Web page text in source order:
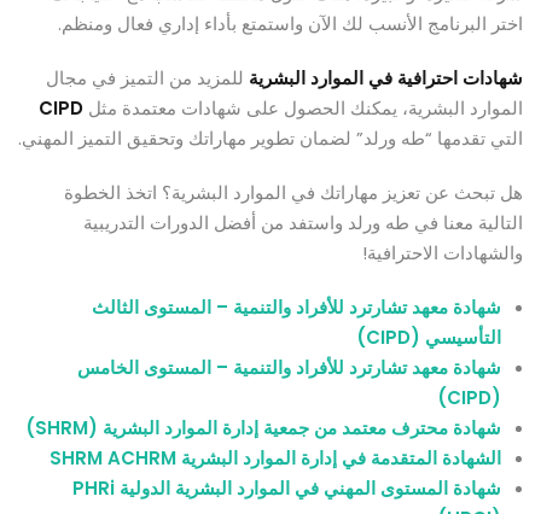
اختر البرنامج الأنسب لك الآن واستمتع بأداء إداري فعال ومنظم.
شهادات احترافية في الموارد البشرية للمزيد من التميز في مجال
الموارد البشرية، يمكنك الحصول على شهادات معتمدة مثل CIPD
التي تقدمها “طه ورلد” لضمان تطوير مهاراتك وتحقيق التميز المهني.
هل تبحث عن تعزيز مهاراتك في الموارد البشرية؟ اتخذ الخطوة
التالية معنا في طه ورلد واستفد من أفضل الدورات التدريبية
والشهادات الاحترافية!
شهادة معهد تشارترد للأفراد والتنمية – المستوى الثالث
التأسيسي (CIPD)
شهادة معهد تشارترد للأفراد والتنمية – المستوى الخامس
(CIPD)
شهادة محترف معتمد من جمعية إدارة الموارد البشرية (SHRM)
الشهادة المتقدمة في إدارة الموارد البشرية SHRM ACHRM
شهادة المستوى المهني في الموارد البشرية الدولية PHRi